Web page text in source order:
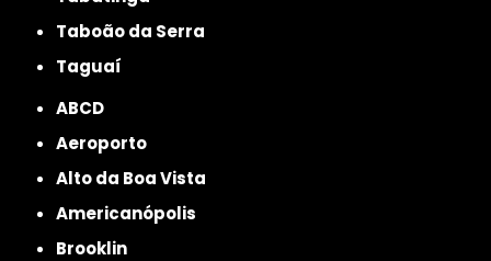
Taboão da Serra
Taguaí
ABCD
Aeroporto
Alto da Boa Vista
Americanópolis
Brooklin